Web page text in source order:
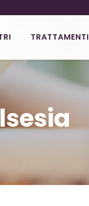
TRATTAMENTI